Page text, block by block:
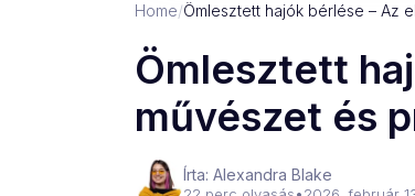
Home/Ömlesztett hajók bérlése – Az
Ömlesztett
művészet és
Írta: Alexandra Blake